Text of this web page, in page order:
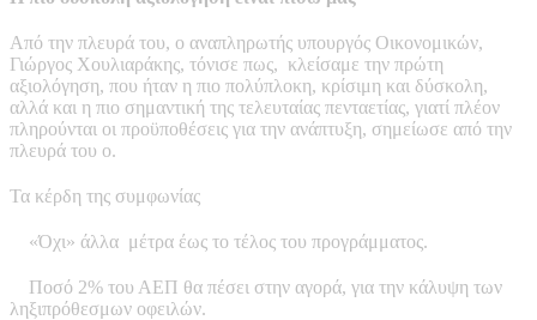
Από την πλευρά του, ο αναπληρωτής υπουργός Οικονομικών,
Γιώργος Χουλιαράκης, τόνισε πως, κλείσαμε την πρώτη
αξιολόγηση, που ήταν η πιο πολύπλοκη, κρίσιμη και δύσκολη,
αλλά και η πιο σημαντική της τελευταίας πενταετίας, γιατί πλέον
πληρούνται οι προϋποθέσεις για την ανάπτυξη, σημείωσε από την
πλευρά του ο.
Τα κέρδη της συμφωνίας
«Όχι» άλλα μέτρα έως το τέλος του προγράμματος.
Ποσό 2% του ΑΕΠ θα πέσει στην αγορά, για την κάλυψη των
ληξιπρόθεσμων οφειλών.